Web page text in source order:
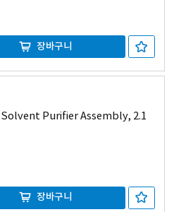
장바구니
Purifier Assembly, 2.1
장바구니